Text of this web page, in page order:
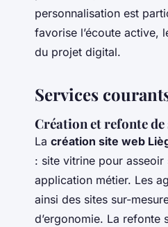
personnalisation est
favorise l’écoute active,
du projet digital.
Services
Création et refonte
La création site web
: site vitrine pour
application métier. Les
ainsi des sites sur-
d’ergonomie. La refonte